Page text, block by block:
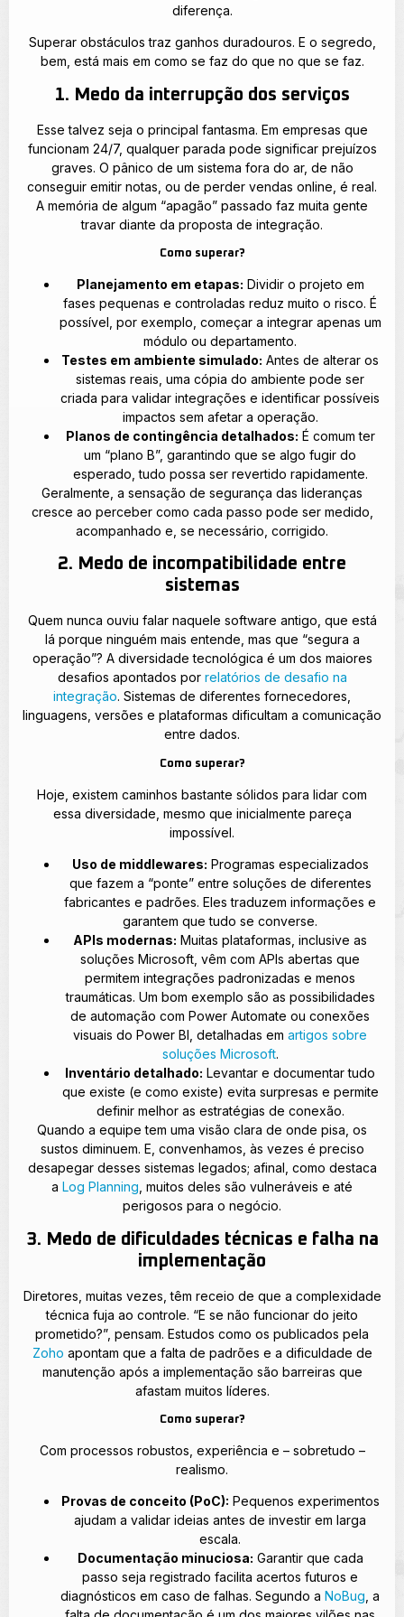
diferença.
Superar obstáculos traz ganhos duradouros. E o segredo,
bem, está mais em como se faz do que no que se faz.
1. Medo da interrupção dos serviços
Esse talvez seja o principal fantasma. Em empresas que
funcionam 24/7, qualquer parada pode significar prejuízos
graves. O pânico de um sistema fora do ar, de não
conseguir emitir notas, ou de perder vendas online, é real.
A memória de algum “apagão” passado faz muita gente
travar diante da proposta de integração.
Como superar?
Planejamento em etapas: Dividir o projeto em
fases pequenas e controladas reduz muito o risco. É
possível, por exemplo, começar a integrar apenas um
módulo ou departamento.
Testes em ambiente simulado: Antes de alterar os
sistemas reais, uma cópia do ambiente pode ser
criada para validar integrações e identificar possíveis
impactos sem afetar a operação.
Planos de contingência detalhados: É comum ter
um “plano B”, garantindo que se algo fugir do
esperado, tudo possa ser revertido rapidamente.
Geralmente, a sensação de segurança das lideranças
cresce ao perceber como cada passo pode ser medido,
acompanhado e, se necessário, corrigido.
2. Medo de incompatibilidade entre
sistemas
Quem nunca ouviu falar naquele software antigo, que está
lá porque ninguém mais entende, mas que “segura a
operação”? A diversidade tecnológica é um dos maiores
desafios apontados por relatórios de desafio na
integração. Sistemas de diferentes fornecedores,
linguagens, versões e plataformas dificultam a comunicação
entre dados.
Como superar?
Hoje, existem caminhos bastante sólidos para lidar com
essa diversidade, mesmo que inicialmente pareça
impossível.
Uso de middlewares: Programas especializados
que fazem a “ponte” entre soluções de diferentes
fabricantes e padrões. Eles traduzem informações e
garantem que tudo se converse.
APIs modernas: Muitas plataformas, inclusive as
soluções Microsoft, vêm com APIs abertas que
permitem integrações padronizadas e menos
traumáticas. Um bom exemplo são as possibilidades
de automação com Power Automate ou conexões
visuais do Power BI, detalhadas em artigos sobre
soluções Microsoft.
Inventário detalhado: Levantar e documentar tudo
que existe (e como existe) evita surpresas e permite
definir melhor as estratégias de conexão.
Quando a equipe tem uma visão clara de onde pisa, os
sustos diminuem. E, convenhamos, às vezes é preciso
desapegar desses sistemas legados; afinal, como destaca
a Log Planning , muitos deles são vulneráveis e até
perigosos para o negócio.
3. Medo de dificuldades técnicas e falha na
implementação
Diretores, muitas vezes, têm receio de que a complexidade
técnica fuja ao controle. “E se não funcionar do jeito
prometido?”, pensam. Estudos como os publicados pela
Zoho apontam que a falta de padrões e a dificuldade de
manutenção após a implementação são barreiras que
afastam muitos líderes.
Como superar?
Com processos robustos, experiência e – sobretudo –
realismo.
Provas de conceito (PoC): Pequenos experimentos
ajudam a validar ideias antes de investir em larga
escala.
Documentação minuciosa: Garantir que cada
passo seja registrado facilita acertos futuros e
diagnósticos em caso de falhas. Segundo a NoBug, a